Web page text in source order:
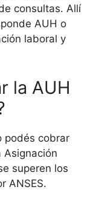
consultas. Allí
AUH o
laboral y
la AUH
podés cobrar
Asignación
superen los
ANSES.